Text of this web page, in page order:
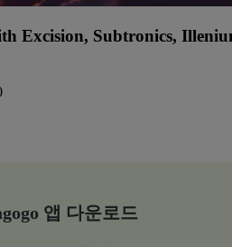
Excision, Subtronics,
앱 다운로드